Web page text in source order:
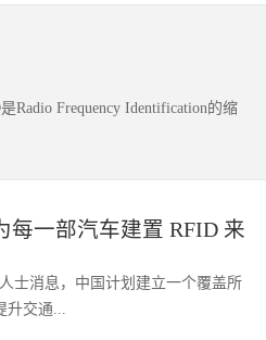
Radio Frequency Identification的缩
每一部汽车建置 RFID 来
士消息，中国计划建立一个覆盖所
升交通...